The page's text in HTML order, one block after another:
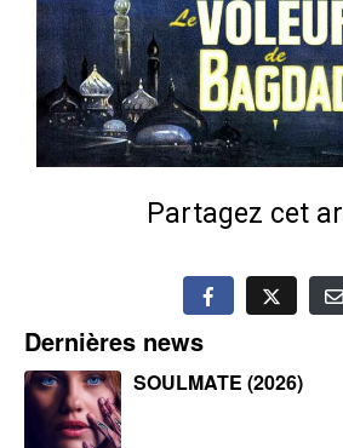
Partagez cet
Dernières news
SOULMATE (2026)